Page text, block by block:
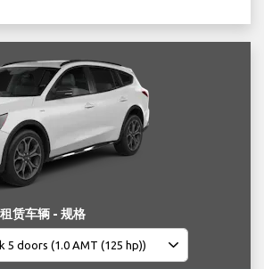
赁车辆 - 规格